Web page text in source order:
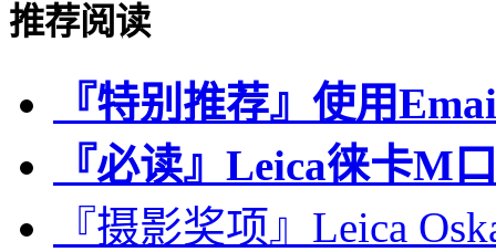
推荐阅读
『特别推荐』使用
『必读』Leica徕卡M
『摄影奖项』Leica